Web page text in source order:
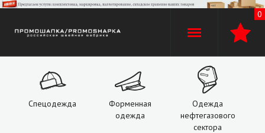
0
529-74-02
+7 (920) 110-30-00
Спецодежда
Форменная
одежда
Одежда
нефтегазового
сектора